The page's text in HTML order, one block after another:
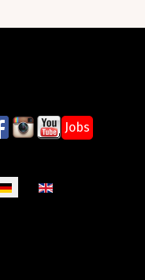
Jobs
auswählen